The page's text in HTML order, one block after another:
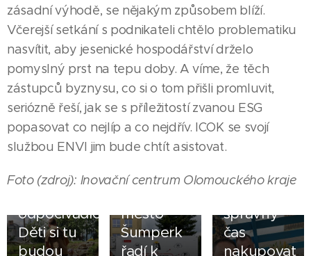
zásadní výhodě, se nějakým způsobem blíží.
Včerejší setkání s podnikateli chtělo problematiku
nasvítit, aby jesenické hospodářství drželo
pomyslný prst na tepu doby. A víme, že těch
zástupců byznysu, co si o tom přišli promluvit,
seriózně řeší, jak se s příležitostí zvanou ESG
popasovat co nejlíp a co nejdřív. ICOK se svojí
službou ENVI jim bude chtít asistovat.
Foto (zdroj): Inovační centrum Olomouckého kraje
01.08.2026
Priessnitzovy
lázně
otevřely
odpočívadlo.
Děti si tu
budou
29.07.2026
Díky
bateriovému
uložišti z
město
Šumperk
řadí k
27.07.2026
Na polích
Bernartic
vrcholí
správný
čas
nakupovat
Hotel
Albatros
Promstal
na
Ukrajině